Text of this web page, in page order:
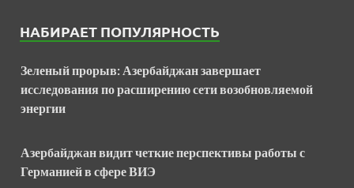
НАБИРАЕТ ПОПУЛЯРНОСТЬ
Зеленый прорыв: Азербайджан завершает
исследования по расширению сети возобновляемой
энергии
Азербайджан видит четкие перспективы работы с
Германией в сфере ВИЭ